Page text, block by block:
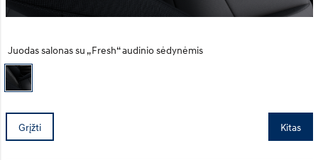
Juodas salonas su „Fresh“ audinio sėdynėmis
Grįžti Kitas